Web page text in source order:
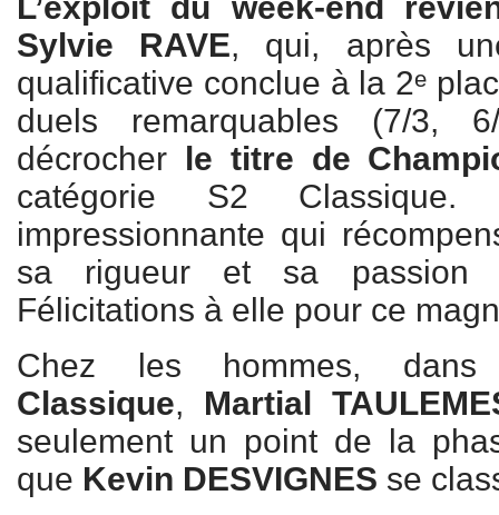
L’exploit du week-end
Sylvie RAVE, qui, après
qualificative conclue à la 2ᵉ
duels remarquables (7/3,
décrocher
le titre de
catégorie S2 Classique.
impressionnante qui
sa rigueur et sa passion
Félicitations à elle pour ce
Chez les hommes,
Classique, Martial
seulement un point de la
que Kevin DESVIGNES se